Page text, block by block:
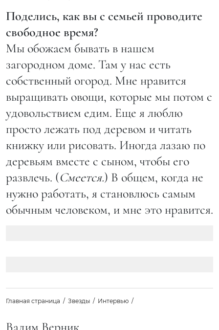
Поделись, как вы с семьей проводите
свободное время?
Мы обожаем бывать в нашем
загородном доме. Там у нас есть
собственный огород. Мне нравится
выращивать овощи, которые мы потом с
удовольствием едим. Еще я люблю
просто лежать под деревом и читать
книжку или рисовать. Иногда лазаю по
деревьям вместе с сыном, чтобы его
развлечь. (Смеется.) В общем, когда не
нужно работать, я становлюсь самым
обычным человеком, и мне это нравится.
Главная страница Звезды Интервью
Вадим Верник